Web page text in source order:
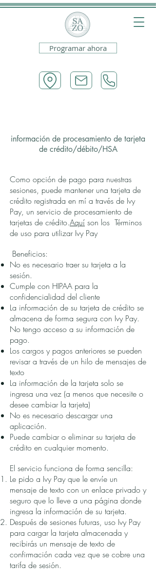
Programar ahora
información de procesamiento de tarjeta
de crédito/débito/HSA
Como opción de pago para nuestras
sesiones, puede mantener una tarjeta de
crédito registrada en mí a través de Ivy
Pay, un servicio de procesamiento de
tarjetas de crédito.Aquí son los Términos
de uso para utilizar Ivy Pay
Beneficios:
No es necesario traer su tarjeta a la
sesión.
Cumple con HIPAA para la
confidencialidad del cliente
La información de su tarjeta de crédito se
almacena de forma segura con Ivy Pay.
No tengo acceso a su información de
pago.
Los cargos y pagos anteriores se pueden
revisar a través de un hilo de mensajes de
texto
La información de la tarjeta solo se
ingresa una vez (a menos que necesite o
desee cambiar la tarjeta)
No es necesario descargar una
aplicación.
Puede cambiar o eliminar su tarjeta de
crédito en cualquier momento.
El servicio funciona de forma sencilla:
Le pido a Ivy Pay que le envíe un
mensaje de texto con un enlace privado y
seguro que lo lleve a una página donde
ingresa la información de su tarjeta.
Después de sesiones futuras, uso Ivy Pay
para cargar la tarjeta almacenada y
recibirás un mensaje de texto de
confirmación cada vez que se cobre una
tarifa de sesión.